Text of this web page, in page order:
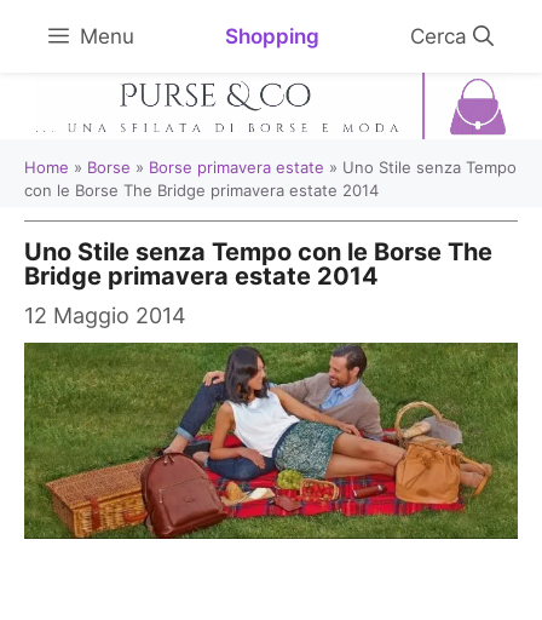
Menu Shopping
Home » Borse » Borse primavera estate » Uno Stile senza Tempo
con le Borse The Bridge primavera estate 2014
Uno Stile senza Tempo con le Borse The
Bridge primavera estate 2014
12 Maggio 2014